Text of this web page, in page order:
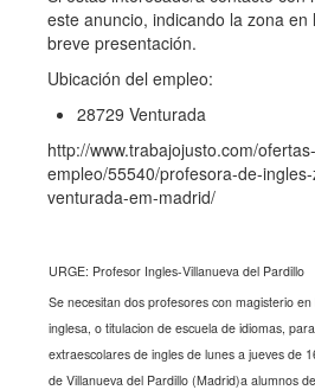
este anuncio, indicando la zona en
breve presentación.
Ubicación del empleo:
28729 Venturada
http://www.trabajojusto.com/ofertas-
empleo/55540/profesora-de-
venturada-em-madrid/
URGE: Profesor Ingles-Villanueva del Pardillo
Se necesitan dos profesores con magisterio
inglesa, o titulacion de escuela de idiomas,
extraescolares de ingles de lunes a jueves de
de Villanueva del Pardillo (Madrid)a alumnos